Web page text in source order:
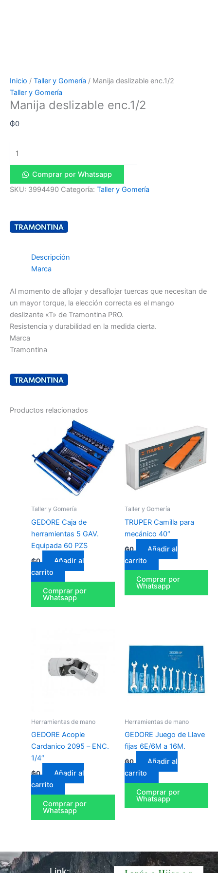
Inicio / Taller y Gomería / Manija deslizable enc.1/2
Taller y Gomería
Manija deslizable enc.1/2
₲0
Comprar por Whatsapp
SKU: 3994490 Categoría: Taller y Gomería
Descripción
Marca
Al momento de aflojar y desaflojar tuercas que necesitan de
un mayor torque, la elección correcta es el mango
deslizante «T» de Tramontina PRO.
Resistencia y durabilidad en la medida cierta.
Marca
Tramontina
Productos relacionados
Taller y Gomería
GEDORE Caja de
herramientas 5 GAV.
Equipada 60 PZS
₲0
Añadir al
carrito
Comprar por
Whatsapp
Taller y Gomería
TRUPER Camilla para
mecánico 40″
₲0
Añadir al
carrito
Comprar por
Whatsapp
Herramientas de mano
GEDORE Acople
Cardanico 2095 – ENC.
1/4″
₲0
Añadir al
carrito
Comprar por
Whatsapp
Herramientas de mano
GEDORE Juego de Llave
fijas 6E/6M a 16M.
₲0
Añadir al
carrito
Comprar por
Whatsapp